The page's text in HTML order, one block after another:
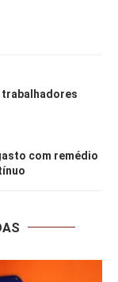
trabalhadores
com remédio